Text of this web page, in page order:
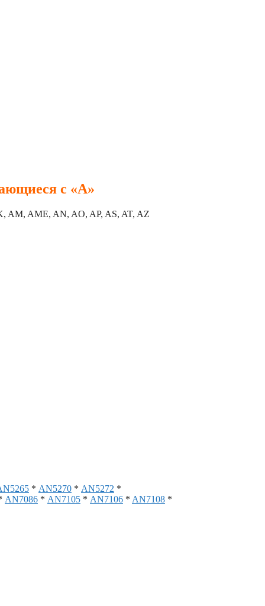
с «A»
AM, AME, AN, AO, AP, AS, AT, AZ
* AN5270 * AN5272 *
AN7086 * AN7105 * AN7106 * AN7108 *